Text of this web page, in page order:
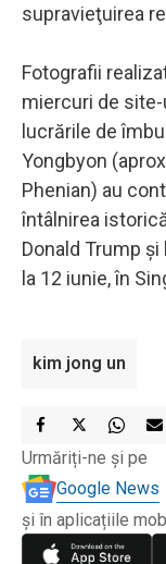
supravieţuirea
Fotografii
miercuri de
lucrările de
Yongbyon
Phenian) au
întâlnirea
Donald Trump
la 12 iunie, în
kim jong un
Urmăriți-ne și pe
Google News
și în aplicațiile